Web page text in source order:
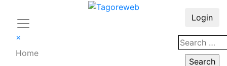
×
Home
Login